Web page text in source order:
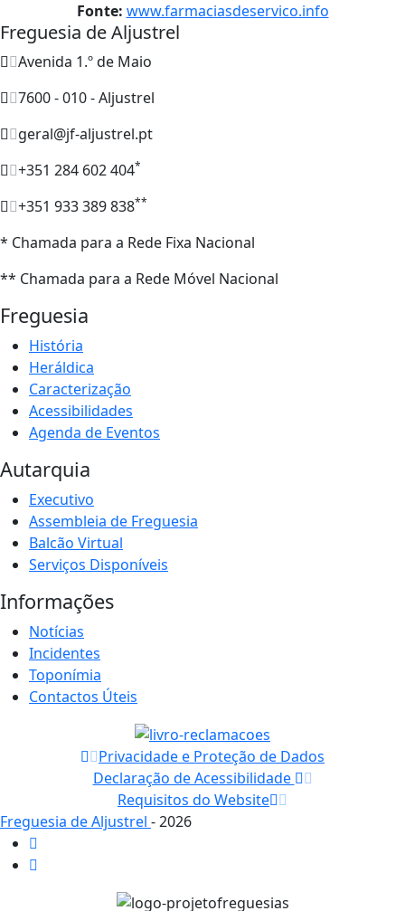
Fonte: www.farmaciasdeservico.info
Freguesia de Aljustrel
Avenida 1.º de Maio
7600 - 010 - Aljustrel
geral@jf-aljustrel.pt
+351 284 602 404*
+351 933 389 838**
* Chamada para a Rede Fixa Nacional
** Chamada para a Rede Móvel Nacional
Freguesia
História
Heráldica
Caracterização
Acessibilidades
Agenda de Eventos
Autarquia
Executivo
Assembleia de Freguesia
Balcão Virtual
Serviços Disponíveis
Informações
Notícias
Incidentes
Toponímia
Contactos Úteis
Privacidade e Proteção de Dados
Declaração de Acessibilidade
Requisitos do Website
Freguesia de Aljustrel - 2026